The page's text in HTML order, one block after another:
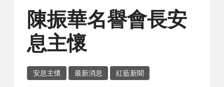
陳振華名譽會長安
息主懷
安息主懷 最新消息 紅藍新聞